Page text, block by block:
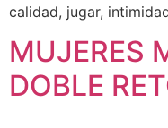
calidad, jugar,
MUJERES
DOBLE